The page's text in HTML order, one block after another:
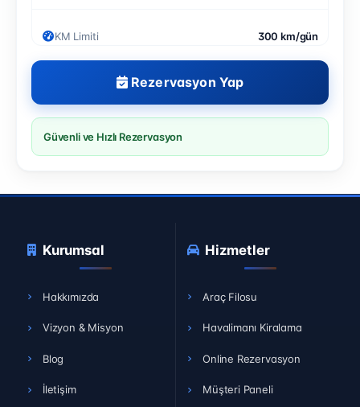
KM Limiti 300 km/gün
Rezervasyon Yap
Güvenli ve Hızlı Rezervasyon
Kurumsal
Hakkımızda
Vizyon & Misyon
Blog
İletişim
Hizmetler
Araç Filosu
Havalimanı Kiralama
Online Rezervasyon
Müşteri Paneli